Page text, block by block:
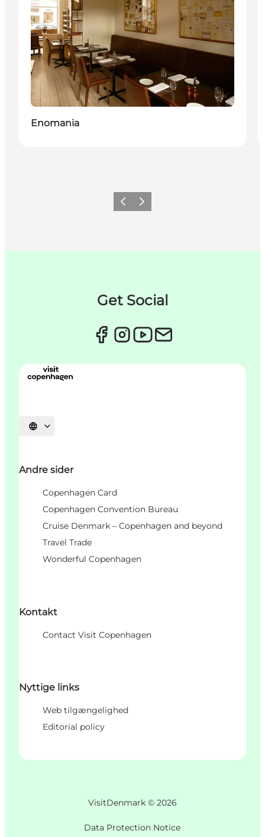
Enomania
Previous
Next
Get Social
Select language
Andre sider
Copenhagen Card
Copenhagen Convention Bureau
Cruise Denmark – Copenhagen and beyond
Travel Trade
Wonderful Copenhagen
Kontakt
Contact Visit Copenhagen
Nyttige links
Web tilgængelighed
Editorial policy
VisitDenmark © 2026
Data Protection Notice